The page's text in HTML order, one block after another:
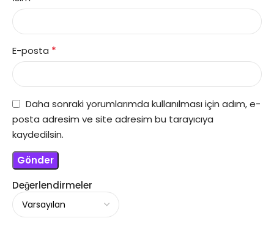
Değerlendirmeler
E-posta *
Daha sonraki yorumlarımda kullanılması için adım, e-
posta adresim ve site adresim bu tarayıcıya
kaydedilsin.